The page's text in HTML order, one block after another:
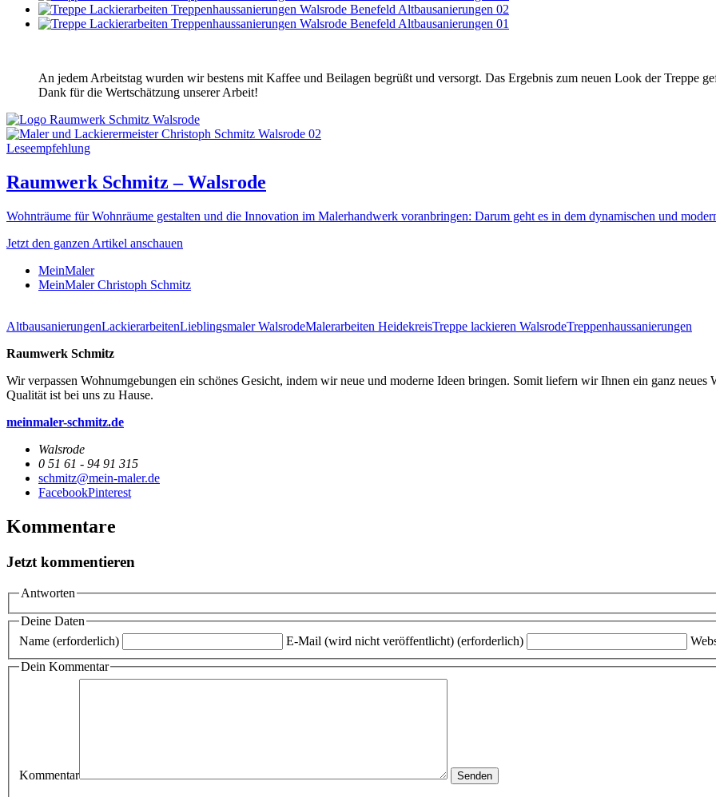
An jedem Arbeitstag wurden wir bestens mit Kaffee und Beilagen begrüßt und versorgt. Das Ergebnis zum neuen Look der Treppe
Dank für die Wertschätzung unserer Arbeit!
Leseempfehlung
Raumwerk Schmitz – Walsrode
Wohnträume für Wohnräume gestalten und die Innovation im Malerhandwerk voranbringen: Darum geht es in dem dynamischen und
Jetzt den ganzen Artikel anschauen
MeinMaler
MeinMaler Christoph Schmitz
AltbausanierungenLackierarbeitenLieblingsmaler WalsrodeMalerarbeiten HeidekreisTreppe lackieren WalsrodeTreppenhaussanierungen
Raumwerk Schmitz
Wir verpassen Wohnumgebungen ein schönes Gesicht, indem wir neue und moderne Ideen bringen. Somit liefern wir Ihnen ein ganz neues
Qualität ist bei uns zu Hause.
meinmaler-schmitz.de
Walsrode
0 51 61 - 94 91 315
schmitz@mein-maler.de
FacebookPinterest
Kommentare
Jetzt kommentieren
Antworten
Deine Daten
Name (erforderlich)
E-Mail (wird nicht veröffentlicht) (erforderlich)
Dein Kommentar
Kommentar